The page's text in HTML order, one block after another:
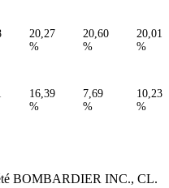
20,27
%
20,60
%
20,01
%
16,39
%
7,69
%
10,23
%
BOMBARDIER INC., CL.